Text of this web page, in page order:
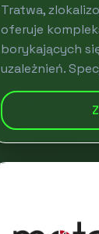
Tratwa,
oferuje
borykających
uzależnień.